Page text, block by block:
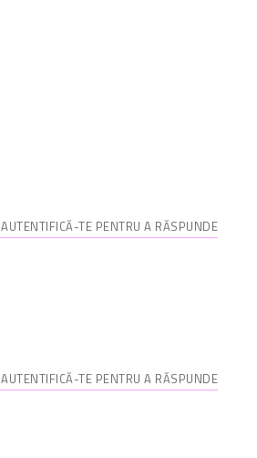
AUTENTIFICĂ-TE PENTRU A RĂSPUNDE
AUTENTIFICĂ-TE PENTRU A RĂSPUNDE